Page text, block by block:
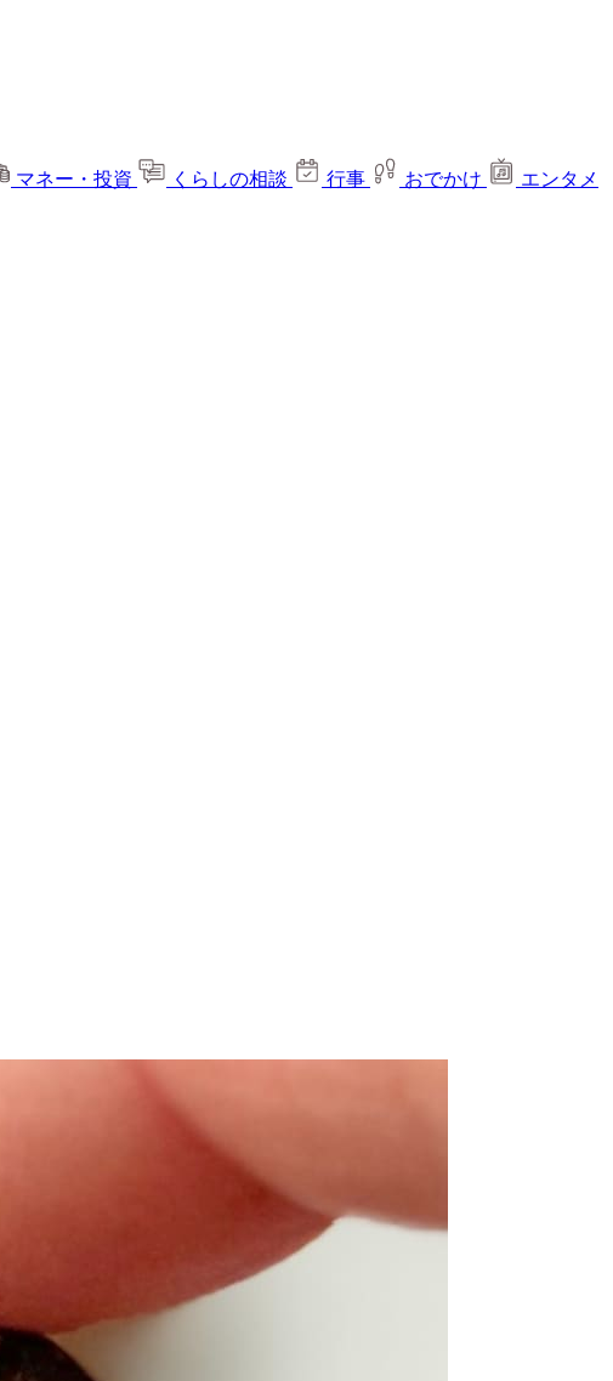
マネー・投資 くらしの相談 行事 おでかけ
エンタメ